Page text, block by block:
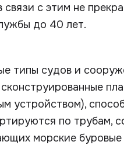
с этим не
до 40 лет.
типы судов и
устройством),
по трубам,
морские буровые